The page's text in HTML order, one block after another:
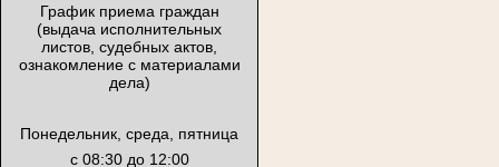
График приема граждан
(выдача исполнительных
листов, судебных актов,
ознакомление с материалами
дела)
Понедельник, среда, пятница
с 08:30 до 12:00